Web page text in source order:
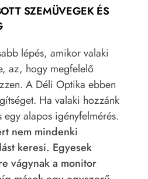
SZEMÜVEGEK ÉS
lépés, amikor valaki
az, hogy megfelelő
A Déli Optika ebben
Ha valaki hozzánk
alapos igényfelmérés.
nem mindenki
keresi. Egyesek
vágynak a monitor